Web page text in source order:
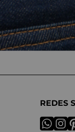
REDES